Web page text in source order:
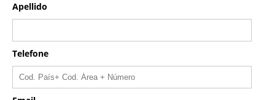
Apellido
Telefone